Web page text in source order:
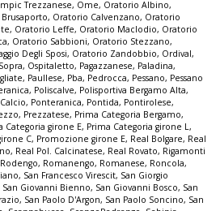
Trezzanese, Ome, Oratorio Albino,
, Oratorio Calvenzano, Oratorio
, Oratorio Leffe, Oratorio Maclodio, Oratorio
, Oratorio Sabbioni, Oratorio Stezzano,
Degli Sposi, Oratorio Zandobbio, Ordival,
, Ospitaletto, Pagazzanese, Paladina,
, Paullese, Pba, Pedrocca, Pessano, Pessano
, Poliscalve, Polisportiva Bergamo Alta,
, Ponteranica, Pontida, Pontirolese,
, Prezzatese, Prima Categoria Bergamo,
Categoria girone E, Prima Categoria girone L,
C, Promozione girone E, Real Bolgare, Real
, Real Pol. Calcinatese, Real Rovato, Rigamonti
Rodengo, Romanengo, Romanese, Roncola,
, San Francesco Virescit, San Giorgio
San Giovanni Bienno, San Giovanni Bosco, San
, San Paolo D'Argon, San Paolo Soncino, San